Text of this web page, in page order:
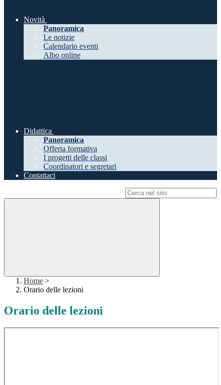
Novità
Panoramica
Le notizie
Calendario eventi
Albo online
Didattica
Panoramica
Offerta formativa
I progetti delle classi
Coordinatori e segretari
Contattaci
Home >
Orario delle lezioni
Orario delle lezioni